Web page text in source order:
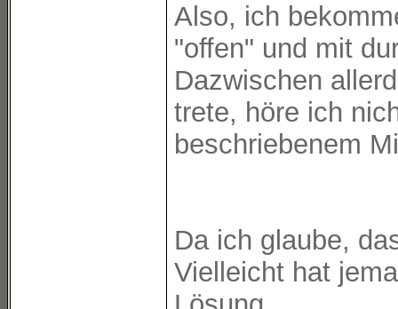
Also, ich
"offen" und mit
Dazwischen
trete, höre ich
beschriebenem
Da ich glaube,
Vielleicht hat